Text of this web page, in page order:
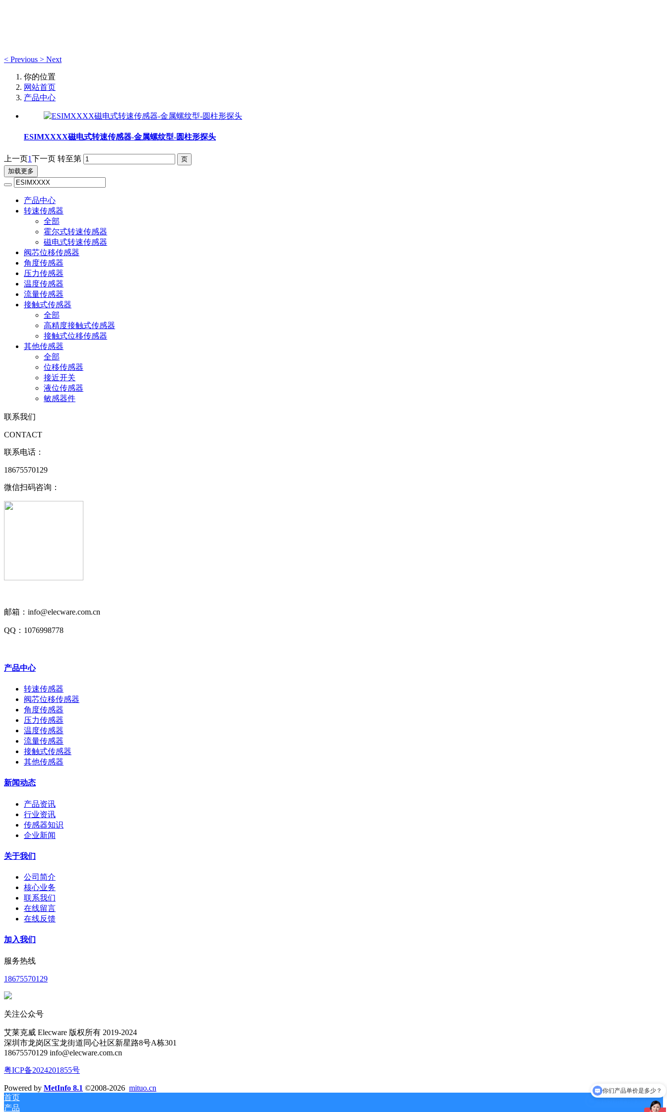
< Previous > Next
你的位置
网站首页
产品中心
ESIMXXXX磁电式转速传感器-金属螺纹型-圆柱形探头
上一页1下一页 转至第
加载更多
产品中心
转速传感器
全部
霍尔式转速传感器
磁电式转速传感器
阀芯位移传感器
角度传感器
压力传感器
温度传感器
流量传感器
接触式传感器
全部
高精度接触式传感器
接触式位移传感器
其他传感器
全部
位移传感器
接近开关
液位传感器
敏感器件
联系我们
CONTACT
联系电话：
18675570129
微信扫码咨询：
邮箱：info@elecware.com.cn
QQ：1076998778
产品中心
转速传感器
阀芯位移传感器
角度传感器
压力传感器
温度传感器
流量传感器
接触式传感器
其他传感器
新闻动态
产品资讯
行业资讯
传感器知识
企业新闻
关于我们
公司简介
核心业务
联系我们
在线留言
在线反馈
加入我们
服务热线
18675570129
关注公众号
艾莱克威 Elecware 版权所有 2019-2024
深圳市龙岗区宝龙街道同心社区新星路8号A栋301
18675570129 info@elecware.com.cn
粤ICP备2024201855号
Powered by MetInfo 8.1 ©2008-2026 mituo.cn
首页
产品
可以介绍下你们的产品么